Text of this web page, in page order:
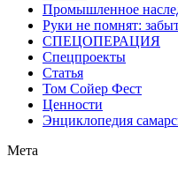
Промышленное
Руки не помнят:
СПЕЦОПЕРАЦИЯ
Спецпроекты
Статья
Том Сойер Фест
Ценности
Энциклопедия
Мета